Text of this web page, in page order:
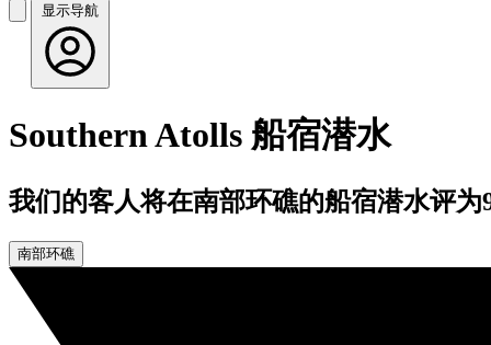
显示导航
Southern Atolls 船宿潜水
我们的客人将在南部环礁的船宿潜水评为
南部环礁